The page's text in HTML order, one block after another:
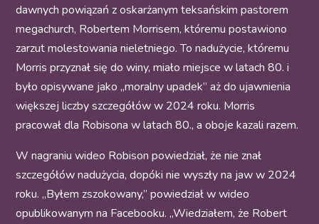
dawnych powiązań z oskarżanym teksańskim pastorem
megachurch, Robertem Morrisem, któremu postawiono
zarzut molestowania nieletniego. To nadużycie, któremu
Morris przyznał się do winy, miało miejsce w latach 80. i
było opisywane jako „moralny upadek” aż do ujawnienia
większej liczby szczegółów w 2024 roku. Morris
pracował dla Robisona w latach 80., a oboje kazali razem.
W nagraniu wideo Robison powiedział, że nie znał
szczegółów nadużycia, dopóki nie wyszły na jaw w 2024
roku. „Byłem zszokowany,” powiedział w wideo
opublikowanym na Facebooku. „Wiedziałem, że Robert